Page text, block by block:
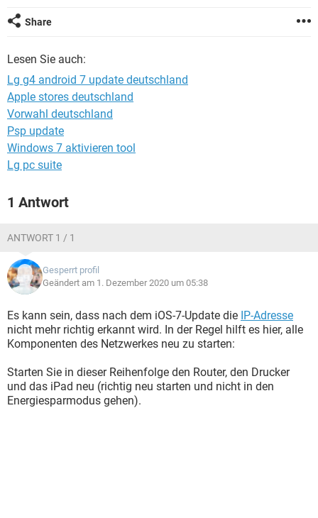
Share
Lesen Sie auch:
Lg g4 android 7 update deutschland
Apple stores deutschland
Vorwahl deutschland
Psp update
Windows 7 aktivieren tool
Lg pc suite
1 Antwort
ANTWORT 1 / 1
Gesperrt profil
Geändert am 1. Dezember 2020 um 05:38
Es kann sein, dass nach dem iOS-7-Update die IP-Adresse
nicht mehr richtig erkannt wird. In der Regel hilft es hier, alle
Komponenten des Netzwerkes neu zu starten:
Starten Sie in dieser Reihenfolge den Router, den Drucker
und das iPad neu (richtig neu starten und nicht in den
Energiesparmodus gehen).